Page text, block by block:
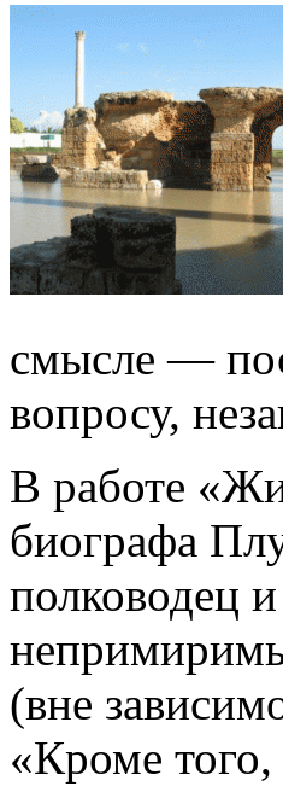
смысле —
вопросу,
В работе
биографа
полководец
(вне
«Кроме